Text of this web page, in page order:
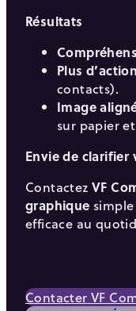
Résultats
Plus
contacts).
Image
sur papier
Envie de clarifier
Contactez VF
graphique
efficace au
Contacter VF